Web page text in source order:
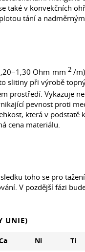
v konvekčních
tání a
Ohm-mm 2 /
slitiny při výrobě
prostředí. Vykazuje
pevnost proti
která v
cena materiálu.
toho se pro
V pozdější fázi
UNIE)
Ni Ti